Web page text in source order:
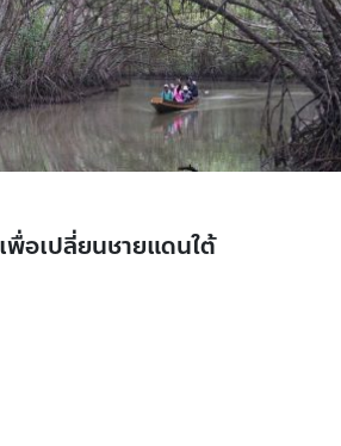
พื่อเปลี่ยนชายแดนใต้